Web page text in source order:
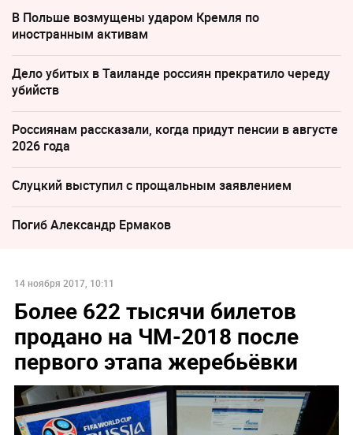
В Польше возмущены ударом Кремля по
иностранным активам
Дело убитых в Таиланде россиян прекратило череду
убийств
Россиянам рассказали, когда придут пенсии в августе
2026 года
Слуцкий выступил с прощальным заявлением
Погиб Александр Ермаков
14 ноября 2017, 10:11
Более 622 тысячи билетов
продано на ЧМ-2018 после
первого этапа жеребьёвки